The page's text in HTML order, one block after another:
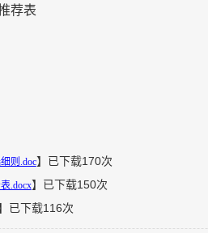
荐表
则.doc】已下载170次
.docx】已下载150次
已下载116次